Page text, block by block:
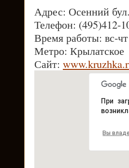
Адрес: Осенний
Телефон: (495)412-
Время работы: вс-
Метро: Крылатское
Сайт:
При
Вы